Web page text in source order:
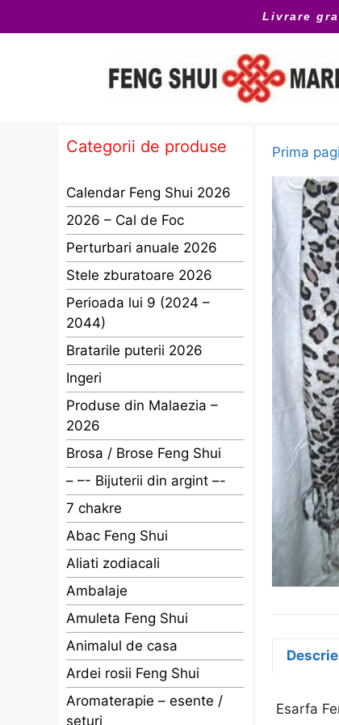
la
Livrare
Prima
Esarfa
Categorii de produse
Calendar Feng Shui 2026
2026 – Cal de Foc
Perturbari anuale 2026
Stele zburatoare 2026
Perioada lui 9 (2024 –
2044)
Bratarile puterii 2026
Ingeri
Produse din Malaezia –
2026
Brosa / Brose Feng Shui
– –- Bijuterii din argint –-
7 chakre
Abac Feng Shui
Aliati zodiacali
Ambalaje
Amuleta Feng Shui
Animalul de casa
Ardei rosii Feng Shui
Aromaterapie – esente /
seturi